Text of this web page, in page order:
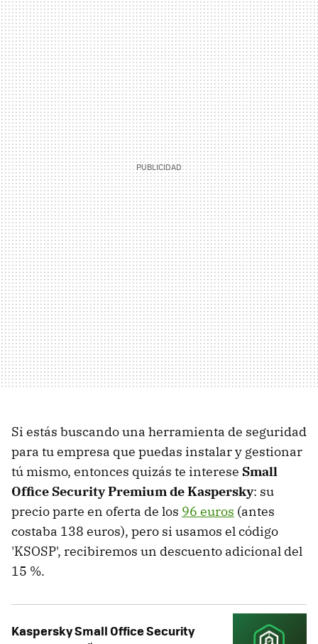
Si estás buscando una herramienta de seguridad
para tu empresa que puedas instalar y gestionar
tú mismo, entonces quizás te interese Small
Office Security Premium de Kaspersky: su
precio parte en oferta de los 96 euros (antes
costaba 138 euros), pero si usamos el código
'KSOSP', recibiremos un descuento adicional del
15 %.
Kaspersky Small Office Security